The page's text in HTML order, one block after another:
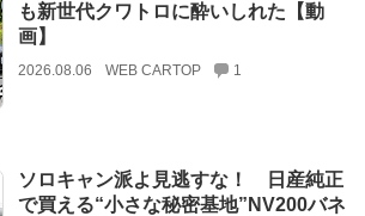
も新世代クワトロに酔いしれた【動
画】
2026.08.06 WEB CARTOP 1
ソロキャン派よ見逃すな！ 日産純正
で買える“小さな秘密基地”NV200バネ